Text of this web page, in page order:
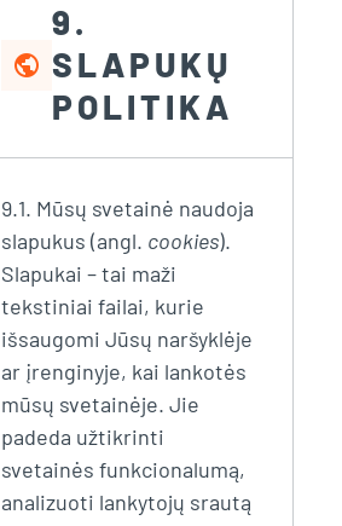
public
9.
SLAPUKŲ
POLITIKA
9.1. Mūsų svetainė naudoja
slapukus (angl. cookies).
Slapukai – tai maži
tekstiniai failai, kurie
išsaugomi Jūsų naršyklėje
ar įrenginyje, kai lankotės
mūsų svetainėje. Jie
padeda užtikrinti
svetainės funkcionalumą,
analizuoti lankytojų srautą